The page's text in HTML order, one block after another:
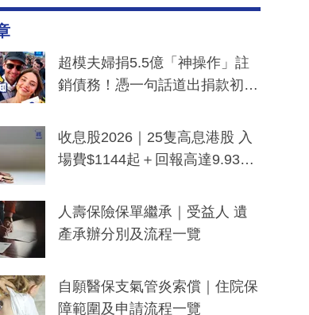
超模夫婦捐5.5億「神操作」註
銷債務！憑一句話道出捐款初
一度被誤當詐騙手段
收息股2026｜25隻高息港股 入
場費$1144起＋回報高達9.93
人壽保險保單繼承｜受益人 遺
產承辦分別及流程一覽
自願醫保支氣管炎索償｜住院保
障範圍及申請流程一覽